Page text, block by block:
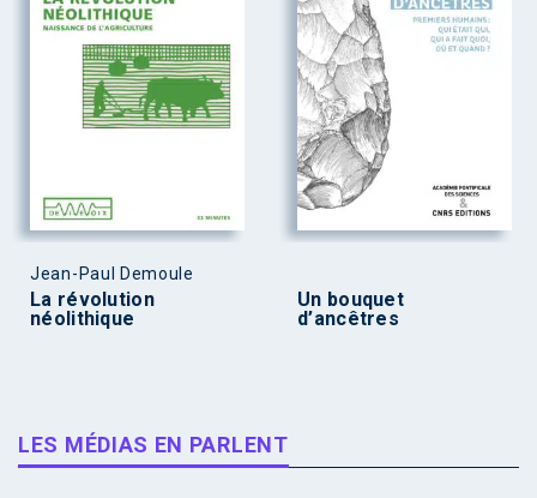
Jean-Paul Demoule
La révolution
néolithique
Un bouquet
d’ancêtres
LES MÉDIAS EN PARLENT